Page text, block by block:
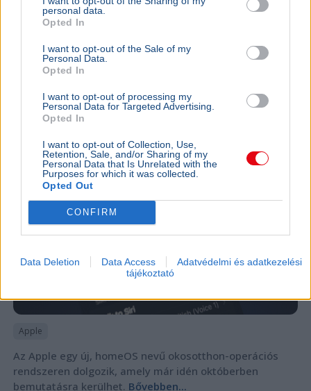
personal data.
Opted In
I want to opt-out of the Sale of my
Personal Data.
Opted In
I want to opt-out of processing my
Personal Data for Targeted Advertising.
Opted In
I want to opt-out of Collection, Use,
Retention, Sale, and/or Sharing of my
Personal Data that Is Unrelated with the
Purposes for which it was collected.
Opted Out
CONFIRM
Data Deletion Data Access
Adatvédelmi és adatkezelési
tájékoztató
rendszerek biztonsági okból automatikusan leválnak a
hálózatról, ezért a legtöbb háztartás nem tudja
2026. augusztus 1.
az Apple
Apple
Az Apple egy új, homeOS nevű okosotthon-operációs
rendszeren dolgozik, amely már idén októberben
bemutatásra kerülhet. Bővebben...